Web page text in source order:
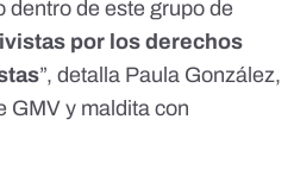
dentro de este grupo de
por los derechos
”, detalla Paula González,
GMV y maldita con